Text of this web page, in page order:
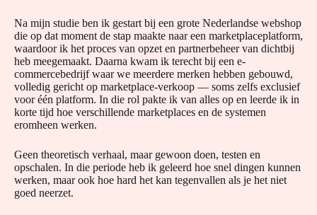
Na mijn studie ben ik gestart bij een grote Nederlandse webshop
die op dat moment de stap maakte naar een marketplaceplatform,
waardoor ik het proces van opzet en partnerbeheer van dichtbij
heb meegemaakt. Daarna kwam ik terecht bij een e-
commercebedrijf waar we meerdere merken hebben gebouwd,
volledig gericht op marketplace-verkoop — soms zelfs exclusief
voor één platform. In die rol pakte ik van alles op en leerde ik in
korte tijd hoe verschillende marketplaces en de systemen
eromheen werken.
Geen theoretisch verhaal, maar gewoon doen, testen en
opschalen. In die periode heb ik geleerd hoe snel dingen kunnen
werken, maar ook hoe hard het kan tegenvallen als je het niet
goed neerzet.